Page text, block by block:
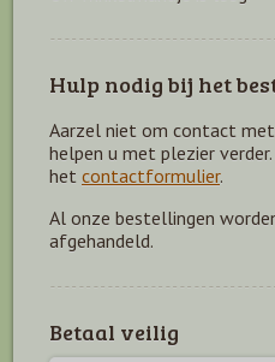
Hulp nodig bij het
Aarzel niet om contact
helpen u met plezier
het contactformulier.
Al onze bestellingen
afgehandeld.
Betaal veilig